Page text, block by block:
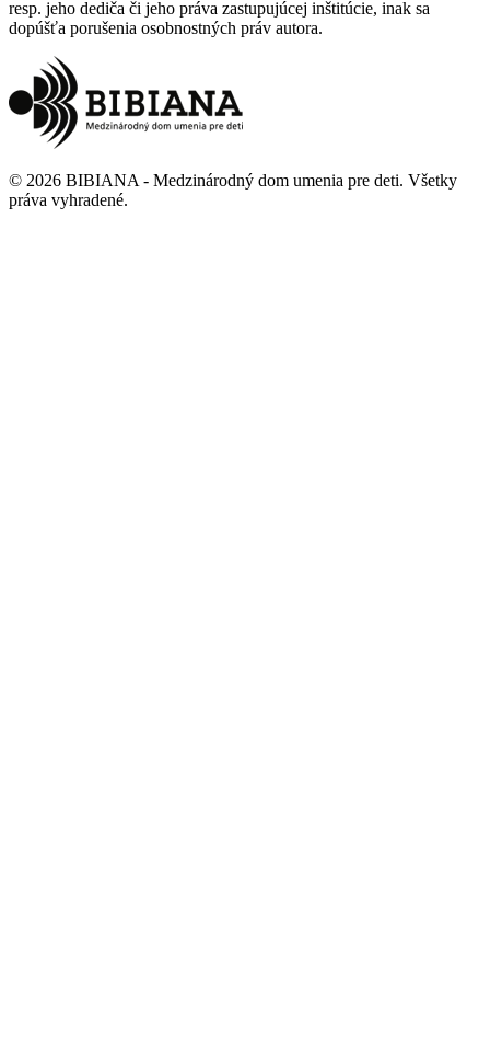
resp. jeho dediča či jeho práva zastupujúcej inštitúcie, inak sa
dopúšťa porušenia osobnostných práv autora.
© 2026 BIBIANA - Medzinárodný dom umenia pre deti. Všetky
práva vyhradené.